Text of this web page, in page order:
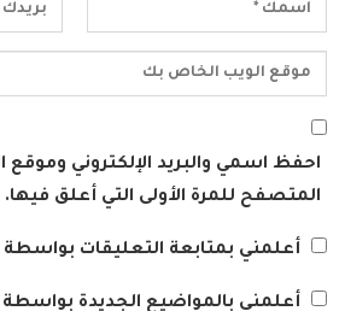
احفظ اسمي والبريد الإلكتروني وموقع
المتصفح للمرة الأولى التي أعلق فيها.
أعلمني بمتابعة التعليقات بواسطة
أعلمني بالمواضيع الجديدة بواسطة